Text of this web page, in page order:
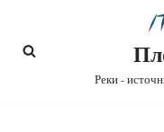
Перейти
Реки -